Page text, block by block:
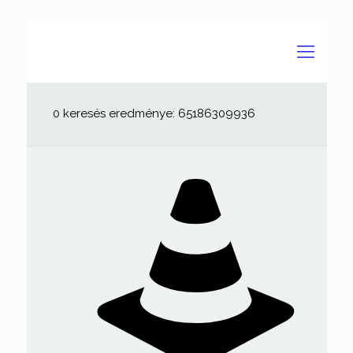
0 keresés eredménye: 65186309936